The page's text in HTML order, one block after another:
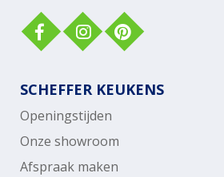
SCHEFFER KEUKENS
Openingstijden
Onze showroom
Afspraak maken